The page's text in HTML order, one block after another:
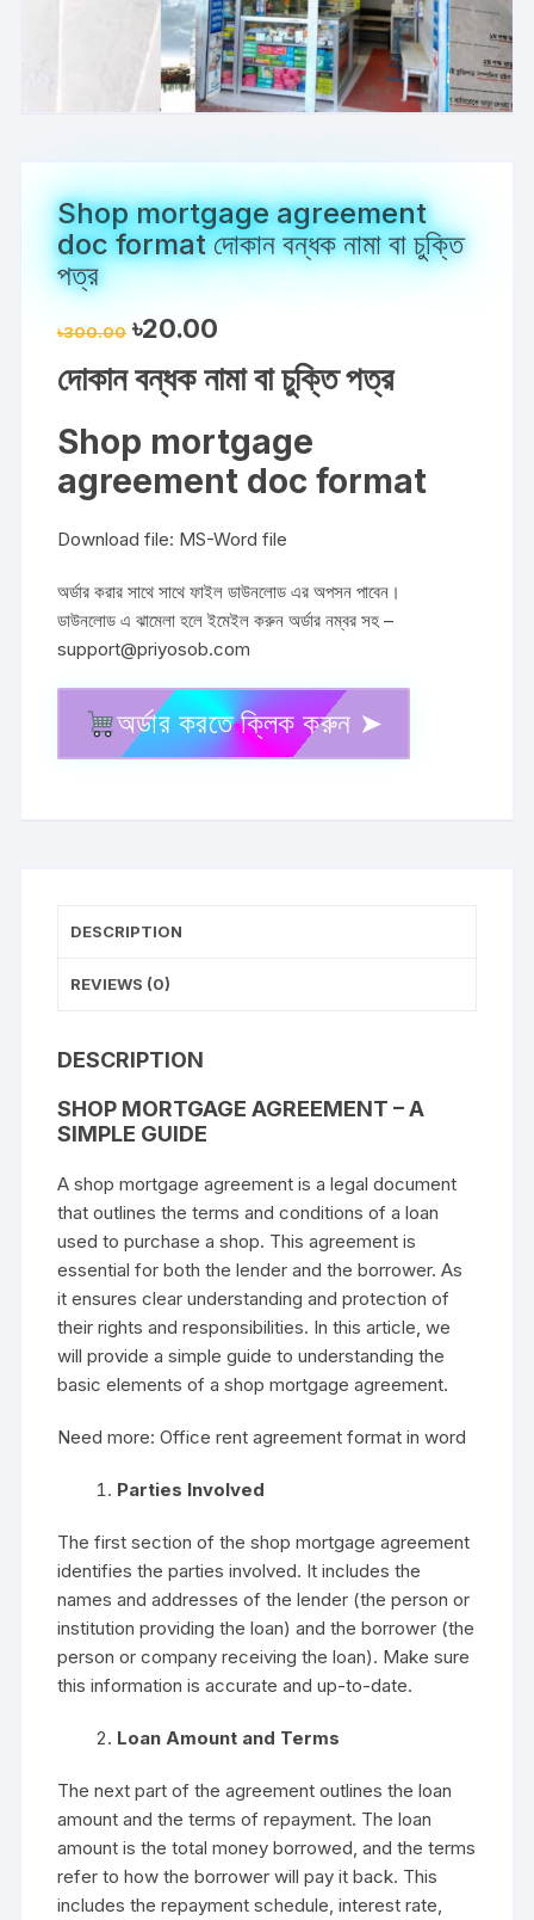
Shop mortgage agreement
doc format দোকান বন্ধক নামা বা চুক্তি
পত্র
৳300.00 Original
price
৳300.00.
৳20.00
৳20.00.
দোকান বন্ধক নামা বা চুক্তি পত্র
Shop mortgage
agreement doc format
Download file: MS-Word file
অর্ডার করার সাথে সাথে ফাইল ডাউনলোড এর অপসন পাবেন।
ডাউনলোড এ ঝামেলা হলে ইমেইল করুন অর্ডার নম্বর সহ –
support@priyosob.com
Shop
mortgage
নামা
চুক্তি
quantity
অর্ডার করতে ক্লিক করুন ➤
DESCRIPTION
REVIEWS (0)
DESCRIPTION
SHOP MORTGAGE AGREEMENT – A
SIMPLE GUIDE
A shop mortgage agreement is a legal document
that outlines the terms and conditions of a loan
used to purchase a shop. Thisagreement is
essential for both the lender and the borrower. As
it ensures clear understanding and protection of
their rights and responsibilities. In this article, we
will provide a simple guide to understanding the
basic elements of a shop mortgage agreement.
Need more:Office rent agreement format in word
Parties Involved
The first section of the shop mortgage agreement
identifies the parties involved. It includes the
names and addresses of the lender (the person or
institution providing the loan) and the borrower (the
person or company receiving the loan). Make sure
this information is accurate and up-to-date.
Loan Amount and Terms
The next part of the agreement outlines the loan
amount and the terms of repayment. The loan
amount is the total money borrowed, and the terms
refer to how the borrower will pay it back. This
includes the repayment schedule, interest rate,